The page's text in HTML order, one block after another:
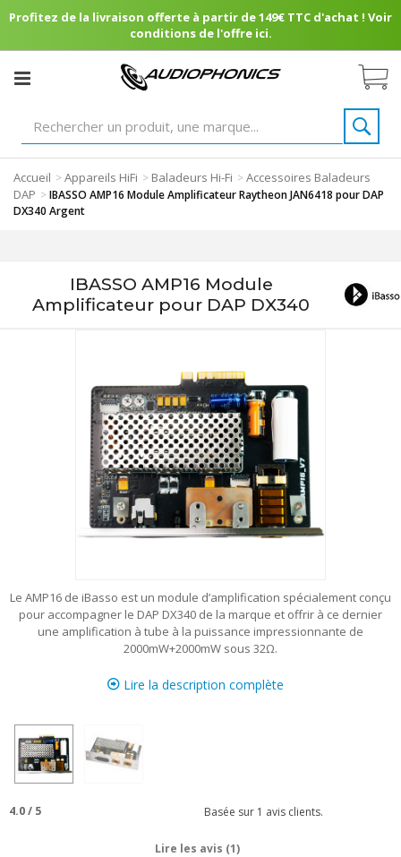
Profitez de la livraison offerte à partir de 149€ TTC d'achat ! Voir
conditions de l'offre ici.
Accueil >Appareils HiFi > Baladeurs Hi-Fi >Accessoires Baladeurs
DAP >IBASSO AMP16 Module Amplificateur Raytheon JAN6418 pour DAP
DX340 Argent
IBASSO AMP16 Module
Amplificateur pour DAP DX340
Le AMP16 de iBasso est un module d’amplification spécialement conçu
pour accompagner le DAP DX340 de la marque et offrir à ce dernier
une amplification à tube à la puissance impressionnante de
2000mW+2000mW sous 32Ω.
Lire la description complète
4.0/ 5 Basée sur 1 avis clients.
Lire les avis (1)